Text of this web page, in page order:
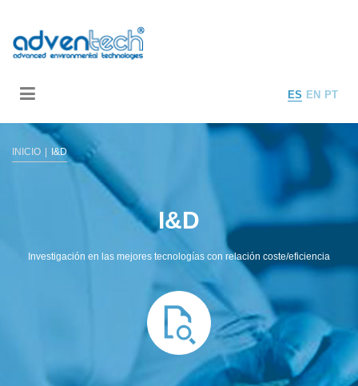
ES EN PT
INICIO I&D
I&D
Investigación en las mejores tecnologías con relación coste/eficiencia